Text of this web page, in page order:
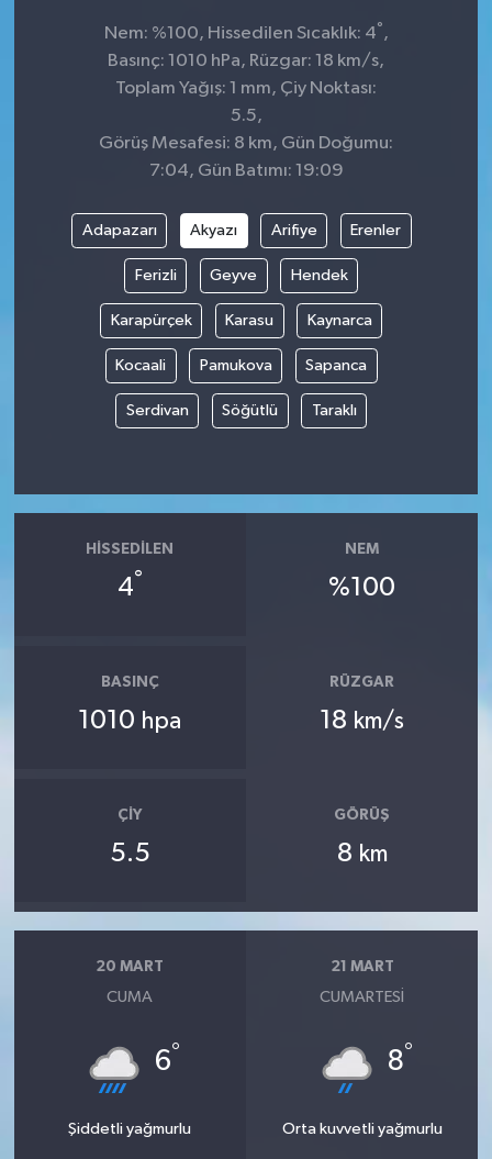
Nem: %100, Hissedilen Sıcaklık: 4° ,
Basınç: 1010 hPa, Rüzgar: 18 km/s,
Toplam Yağış: 1 mm, Çiy Noktası:
5.5,
Görüş Mesafesi: 8 km, Gün Doğumu:
7:04, Gün Batımı: 19:09
Adapazarı Akyazı Arifiye Erenler
Ferizli Geyve Hendek
Karapürçek Karasu Kaynarca
Kocaali Pamukova Sapanca
Serdivan Söğütlü Taraklı
HISSEDILEN
4°
NEM
%100
BASINÇ
1010 hpa
RÜZGAR
18 km/s
ÇIY
5.5
GÖRÜŞ
8 km
20 MART
CUMA
6°
Şiddetli yağmurlu
21 MART
CUMARTESI
8°
Orta kuvvetli yağmurlu